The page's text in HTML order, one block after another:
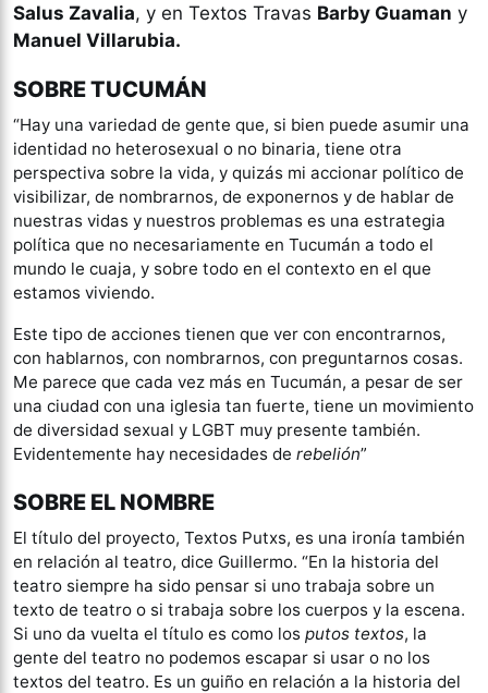
Salus Zavalia, y en Textos Travas Barby Guaman y
Manuel Villarubia.
SOBRE TUCUMÁN
“Hay una variedad de gente que, si bien puede asumir una
identidad no heterosexual o no binaria, tiene otra
perspectiva sobre la vida, y quizás mi accionar político de
visibilizar, de nombrarnos, de exponernos y de hablar de
nuestras vidas y nuestros problemas es una estrategia
política que no necesariamente en Tucumán a todo el
mundo le cuaja, y sobre todo en el contexto en el que
estamos viviendo.
Este tipo de acciones tienen que ver con encontrarnos,
con hablarnos, con nombrarnos, con preguntarnos cosas.
Me parece que cada vez más en Tucumán, a pesar de ser
una ciudad con una iglesia tan fuerte, tiene un movimiento
de diversidad sexual y LGBT muy presente también.
Evidentemente hay necesidades de rebelión”
SOBRE EL NOMBRE
El título del proyecto, Textos Putxs, es una ironía también
en relación al teatro, dice Guillermo. “En la historia del
teatro siempre ha sido pensar si uno trabaja sobre un
texto de teatro o si trabaja sobre los cuerpos y la escena.
Si uno da vuelta el título es como los putos textos, la
gente del teatro no podemos escapar si usar o no los
textos del teatro. Es un guiño en relación a la historia del